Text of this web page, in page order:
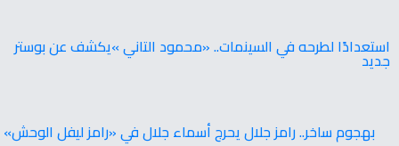
‬جديد
بهجوم‭ ‬ساخر.. ‬رامز‭ ‬جلال‭ ‬يحرج‭ ‬أسماء‭ ‬جلال‭ ‬في ‭ ‬‮«رامز‭ ‬ليفل‭ ‬الوحش‮»‬